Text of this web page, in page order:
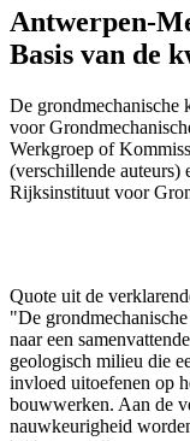
Antwerpen-
Basis van de
De grondmechanische
voor
Werkgroep of
(verschillende auteurs)
Rijksinstituut voor
Quote uit de
"De
naar een
geologisch milieu die
invloed uitoefenen op
bouwwerken. Aan de
nauwkeurigheid